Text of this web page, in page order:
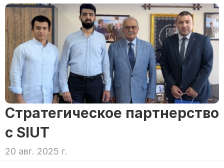
Стратегическое партнерство
с SIUT
20 авг. 2025 г.